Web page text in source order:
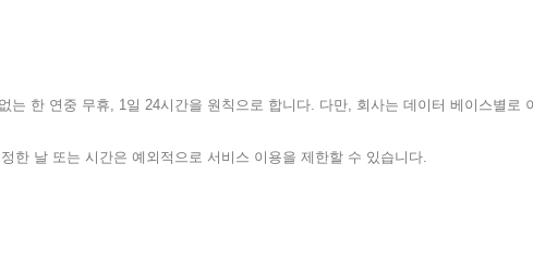
는 한 연중 무휴, 1일 24시간을 원칙으로 합니다. 다만, 회사는 데이터 베이스별
한 날 또는 시간은 예외적으로 서비스 이용을 제한할 수 있습니다.